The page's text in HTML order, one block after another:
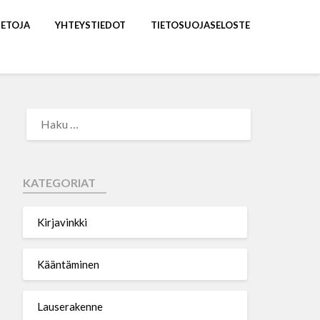
YHTEYSTIEDOT TIETOSUOJASELOSTE
KATEGORIAT
Kirjavinkki
Kääntäminen
Lauserakenne